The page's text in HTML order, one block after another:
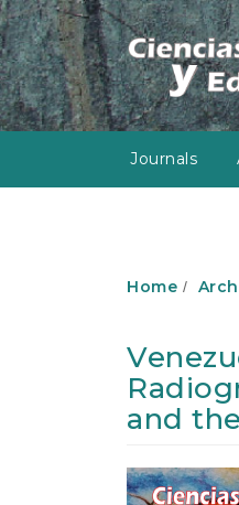
M
a
i
n
N
a
g
Journals
Home
and
Article